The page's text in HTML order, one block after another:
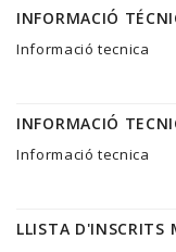
INFORMACIÓ
Informació tecnica
INFORMACIÓ
Informació tecnica
LLISTA